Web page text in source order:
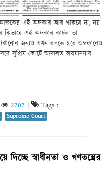
এই অন্ধকার আর থাকবে না, নয়
কিভাবে এই অন্ধকার কাটল তা
জন্যও যখন বলতে হবে অন্ধকারেও
সুপ্রিম কোর্টে আদালত অবমাননায়
2707 Tags :
Supreme Court
দিচ্ছে স্বাধীনতা ও গণতন্ত্রের